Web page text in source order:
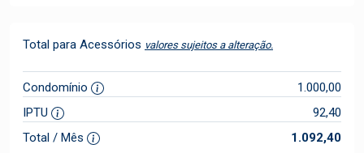
Total para Acessórios valores sujeitos a alteração.
Condomínio
1.000,00
IPTU
92,40
Total / Mês
1.092,40